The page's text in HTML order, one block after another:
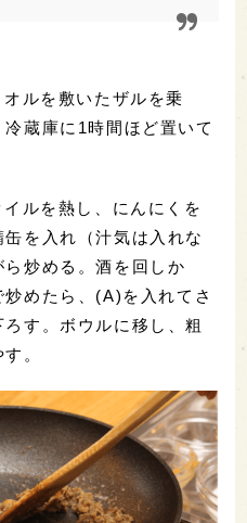
ルを敷いたザルを乗
蔵庫に1時間ほど置いて
ルを熱し、にんにくを
を入れ（汁気は入れな
炒める。酒を回しか
めたら、(A)を入れてさ
す。ボウルに移し、粗
。